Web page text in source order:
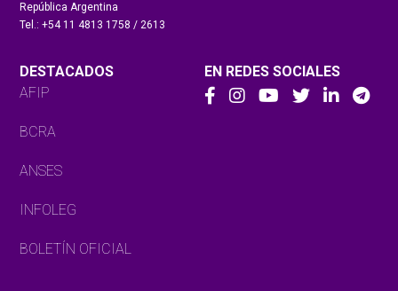
República Argentina
Tel.: +54 11 4813 1758 / 2613
DESTACADOS
AFIP
BCRA
ANSES
INFOLEG
BOLETÍN OFICIAL
EN REDES SOCIALES